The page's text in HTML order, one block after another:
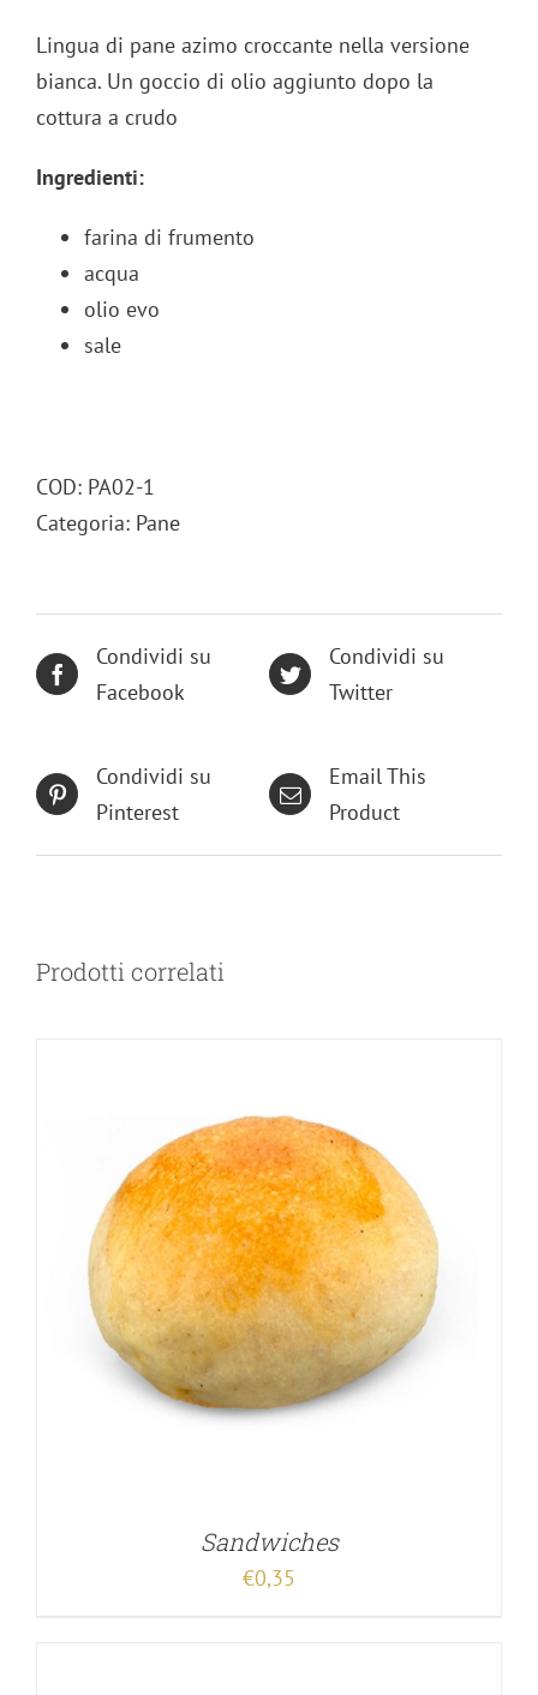
Lingua di pane azimo croccante nella versione
bianca. Un goccio di olio aggiunto dopo la
cottura a crudo
Ingredienti:
farina di frumento
acqua
olio evo
sale
COD: PA02-1
Categoria: Pane
Condividi su
Facebook
Condividi su
Twitter
Condividi su
Pinterest
Email This
Product
Prodotti correlati
Sandwiches
€0,35